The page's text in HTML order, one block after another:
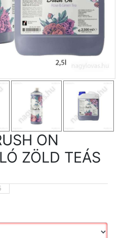
ON
ZÖLD TEÁS